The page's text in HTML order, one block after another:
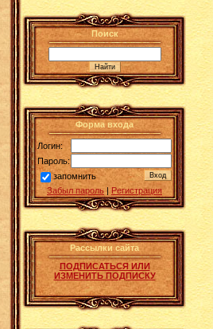
Поиск
Форма входа
Логин:
Пароль:
запомнить
Забыл пароль | Регистрация
Рассылки сайта
ПОДПИСАТЬСЯ ИЛИ
ИЗМЕНИТЬ ПОДПИСКУ